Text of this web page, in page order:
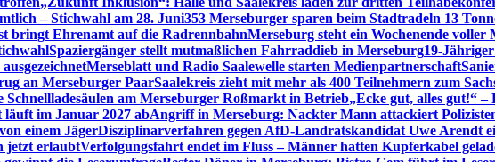
– Stichwahl am 28. Juni353 Merseburger sparen beim Stadtradeln 13
bringt Ehrenamt auf die RadrennbahnMerseburg steht ein Wochenende voller
Spaziergänger stellt mutmaßlichen Fahrraddieb in Merseburg19-
Merseblatt und Radio Saalewelle starten Medienpartnerschaft
an Merseburger PaarSaalekreis zieht mit mehr als 400 Teilnehmern zum
Schnellladesäulen am Merseburger Roßmarkt in Betrieb„Ecke gut, alles gut!“
läuft im Januar 2027 abAngriff in Merseburg: Nackter Mann attackiert
einem JägerDisziplinarverfahren gegen AfD-Landratskandidat Uwe Arendt
jetzt erlaubtVerfolgungsfahrt endet im Fluss – Männer hatten Kupferkabel